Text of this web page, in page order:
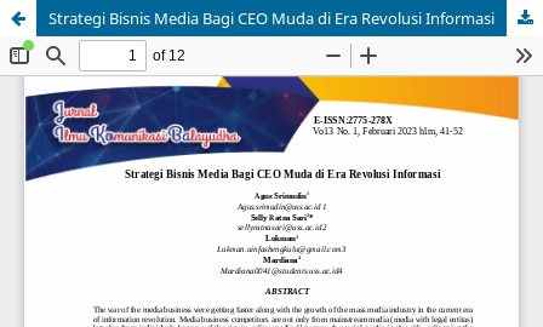
Strategi Bisnis Media Bagi CEO Muda di Era Revolusi Informasi